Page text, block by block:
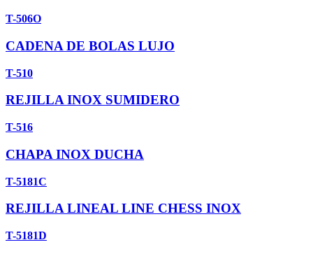
T-506O
CADENA DE BOLAS LUJO
T-510
REJILLA INOX SUMIDERO
T-516
CHAPA INOX DUCHA
T-5181C
REJILLA LINEAL LINE CHESS INOX
T-5181D